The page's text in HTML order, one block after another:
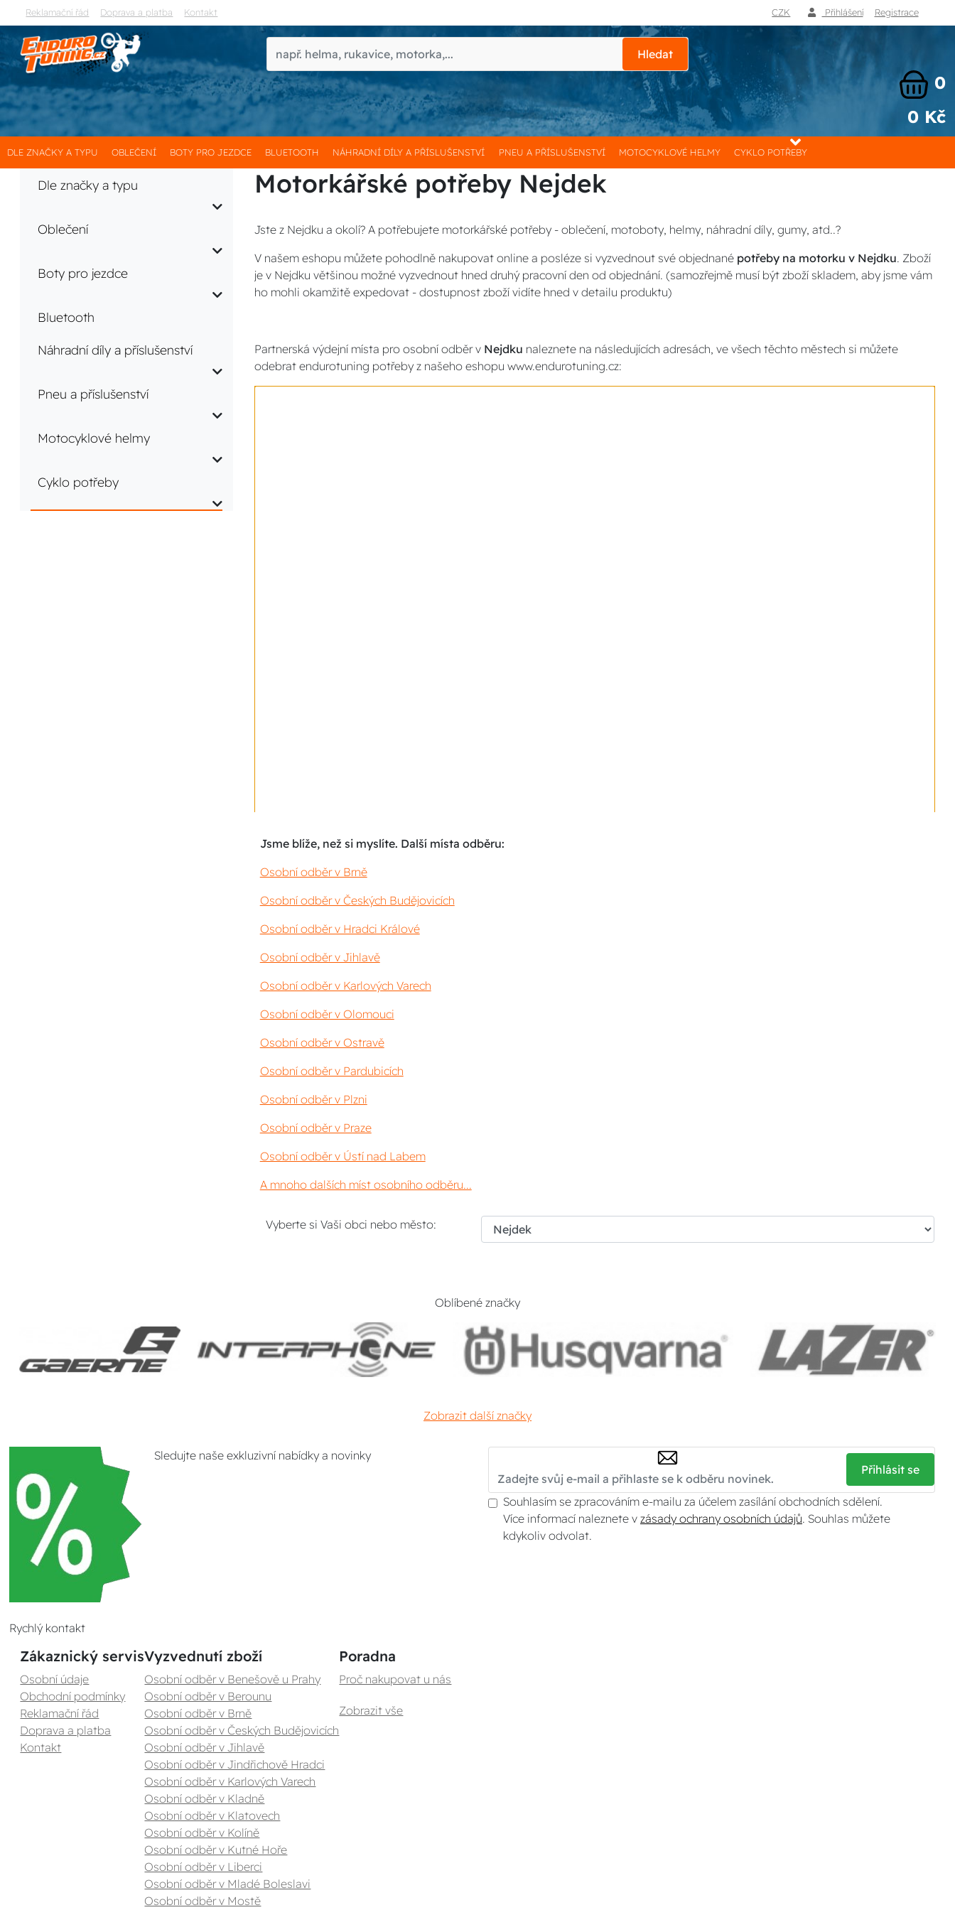
Reklamační řád Doprava a platba Kontakt CZK Přihlášení Registrace
Hledat
0
0 Kč
DLE ZNAČKY A TYPU OBLEČENÍ BOTY PRO JEZDCE BLUETOOTH NÁHRADNÍ DÍLY A PŘÍSLUŠENSTVÍ PNEU A PŘÍSLUŠENSTVÍ MOTOCYKLOVÉ HELMY CYKLO POTŘEBY
Dle značky a typu
Oblečení
Boty pro jezdce
Bluetooth
Náhradní díly a příslušenství
Pneu a příslušenství
Motocyklové helmy
Cyklo potřeby
Motorkářské potřeby Nejdek
Jste z Nejdku a okolí? A potřebujete motorkářské potřeby - oblečení, motoboty, helmy, náhradní díly, gumy, atd..?
V našem eshopu můžete pohodlně nakupovat online a posléze si vyzvednout své objednané potřeby na motorku v Nejdku. Zboží
je v Nejdku většinou možné vyzvednout hned druhý pracovní den od objednání. (samozřejmě musí být zboží skladem, aby jsme vám
ho mohli okamžitě expedovat - dostupnost zboží vidíte hned v detailu produktu)
Partnerská výdejní místa pro osobní odběr v Nejdku naleznete na následujících adresách, ve všech těchto městech si můžete
odebrat endurotuning potřeby z našeho eshopu www.endurotuning.cz:
Jsme blíže, než si myslíte. Další místa odběru:
Osobní odběr v Brně
Osobní odběr v Českých Budějovicích
Osobní odběr v Hradci Králové
Osobní odběr v Jihlavě
Osobní odběr v Karlových Varech
Osobní odběr v Olomouci
Osobní odběr v Ostravě
Osobní odběr v Pardubicích
Osobní odběr v Plzni
Osobní odběr v Praze
Osobní odběr v Ústí nad Labem
A mnoho dalších míst osobního odběru...
Vyberte si Vaši obci nebo město:
Oblíbené značky
Zobrazit další značky
Sledujte naše exkluzivní nabídky a novinky
Přihlásit se
Souhlasím se zpracováním e-mailu za účelem zasílání obchodních sdělení.
Více informací naleznete v zásady ochrany osobních údajů. Souhlas můžete
kdykoliv odvolat.
Rychlý kontakt
Zákaznický servis
Osobní údaje
Obchodní podmínky
Reklamační řád
Doprava a platba
Kontakt
Vyzvednutí zboží
Osobní odběr v Benešově u Prahy
Osobní odběr v Berounu
Osobní odběr v Brně
Osobní odběr v Českých Budějovicích
Osobní odběr v Jihlavě
Osobní odběr v Jindřichově Hradci
Osobní odběr v Karlových Varech
Osobní odběr v Kladně
Osobní odběr v Klatovech
Osobní odběr v Kolíně
Osobní odběr v Kutné Hoře
Osobní odběr v Liberci
Osobní odběr v Mladé Boleslavi
Osobní odběr v Mostě
Poradna
Proč nakupovat u nás
Zobrazit vše